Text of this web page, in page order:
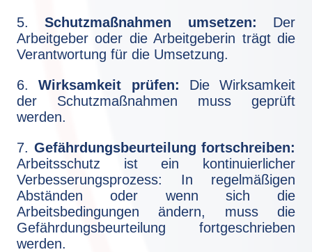
5.Schutzmaßnahmen umsetzen: Der
Arbeitgeber oder die Arbeitgeberin trägt die
Verantwortung für die Umsetzung.
6.Wirksamkeit prüfen: Die Wirksamkeit
der Schutzmaßnahmen muss geprüft
werden.
7. Gefährdungsbeurteilung fortschreiben:
Arbeitsschutz ist ein kontinuierlicher
Verbesserungsprozess: In regelmäßigen
Abständen oder wenn sich die
Arbeitsbedingungen ändern, muss die
Gefährdungsbeurteilung fortgeschrieben
werden.